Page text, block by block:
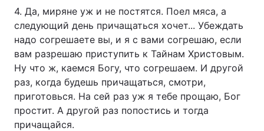
Тема оформлення
4. Да, миряне уж и не постятся. Поел мяса, а
следующий день причащаться хочет... Убеждать
надо согрешаете вы, и я с вами согрешаю, если
вам разрешаю приступить к Тайнам Христовым.
Ну что ж, каемся Богу, что согрешаем. И другой
раз, когда будешь причащаться, смотри,
приготовься. На сей раз уж я тебе прощаю, Бог
простит. А другой раз попостись и тогда
причащайся.